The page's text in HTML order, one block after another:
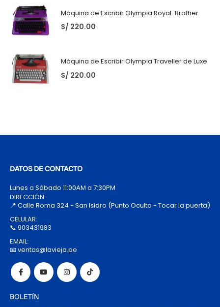
Máquina de Escribir Olympia Royal-Brother
S/ 220.00
Máquina de Escribir Olympia Traveller de Luxe
S/ 220.00
DATOS DE CONTACTO
Lunes a Sábado 11:00AM a 7:30PM
DIRECCIÓN:
📍 Calle Roma 324 - San Isidro (Punto Oculto - Tocar la puerta)
CELULAR:
📞 903431983
EMAIL:
📧 ventas@lavieja.pe
BOLETÍN